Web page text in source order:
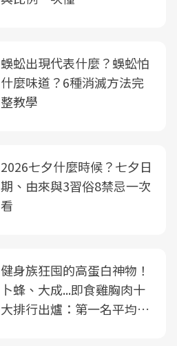
蜈蚣出現代表什麼？蜈蚣怕
什麼味道？6種消滅方法完
整教學
2026七夕什麼時候？七夕日
期、由來與3習俗8禁忌一次
看
健身族狂囤的高蛋白神物！
卜蜂、大成...即食雞胸肉十
大排行出爐：第一名平均一